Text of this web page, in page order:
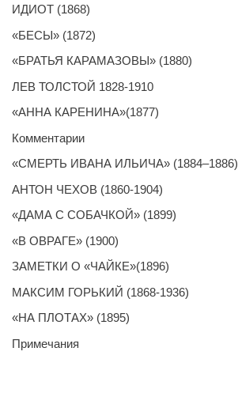
ИДИОТ (1868)
«БЕСЫ» (1872)
«БРАТЬЯ КАРАМАЗОВЫ» (1880)
ЛЕВ ТОЛСТОЙ 1828-1910
«АННА КАРЕНИНА»(1877)
Комментарии
«СМЕРТЬ ИВАНА ИЛЬИЧА» (1884–1886)
АНТОН ЧЕХОВ (1860-1904)
«ДАМА С СОБАЧКОЙ» (1899)
«В ОВРАГЕ» (1900)
ЗАМЕТКИ О «ЧАЙКЕ»(1896)
МАКСИМ ГОРЬКИЙ (1868-1936)
«НА ПЛОТАХ» (1895)
Примечания